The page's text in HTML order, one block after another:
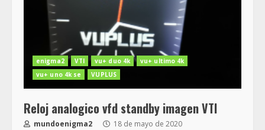
enigma2 VTI vu+ duo 4k
vu+ ultimo 4k
vu+ uno 4k se
VUPLUS
Reloj analogico vfd standby imagen VTI
mundoenigma2 18 de mayo de 2020